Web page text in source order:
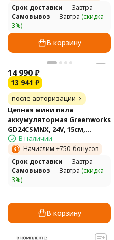
Cрок доставки — Завтра
Самовывоз— Завтра (скидка
3%)
В корзину
14 990₽
13 941 ₽
после авторизации
Цепная мини пила
аккумуляторная Greenworks
GD24CSMNX, 24V, 15см,
бесщеточная, c 1хАКБ 4Ач и
ЗУ
В наличии
Начислим +750 бонусов
Cрок доставки — Завтра
Самовывоз— Завтра (скидка
3%)
В корзину